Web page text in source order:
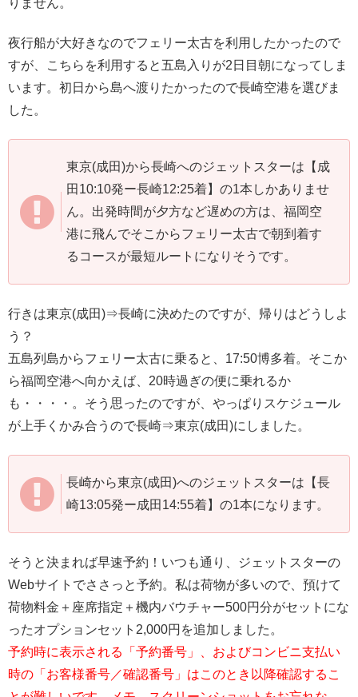
夜行船が大好きなのでフェリー太古を利用したかったので
すが、こちらを利用すると五島入りが2日目朝になってしま
います。初日から島へ渡りたかったので長崎空港を選びま
した。
東京(成田)から長崎へのジェットスターは【成
田10:10発ー長崎12:25着】の1本しかありませ
ん。出発時間が夕方など遅めの方は、福岡空
港に飛んでそこからフェリー太古で朝到着す
るコースが最短ルートになりそうです。
行きは東京(成田)⇒長崎に決めたのですが、帰りはどうしよ
う？
五島列島からフェリー太古に乗ると、17:50博多着。そこか
ら福岡空港へ向かえば、20時過ぎの便に乗れるか
も・・・・。そう思ったのですが、やっぱりスケジュール
が上手くかみ合うので長崎⇒東京(成田)にしました。
長崎から東京(成田)へのジェットスターは【長
崎13:05発ー成田14:55着】の1本になります。
そうと決まれば早速予約！いつも通り、ジェットスターの
Webサイトでささっと予約。私は荷物が多いので、預けて
荷物料金＋座席指定＋機内バウチャー500円分がセットにな
ったオプションセット2,000円を追加しました。
予約時に表示される「予約番号」、およびコンビニ支払い
時の「お客様番号／確認番号」はこのとき以降確認するこ